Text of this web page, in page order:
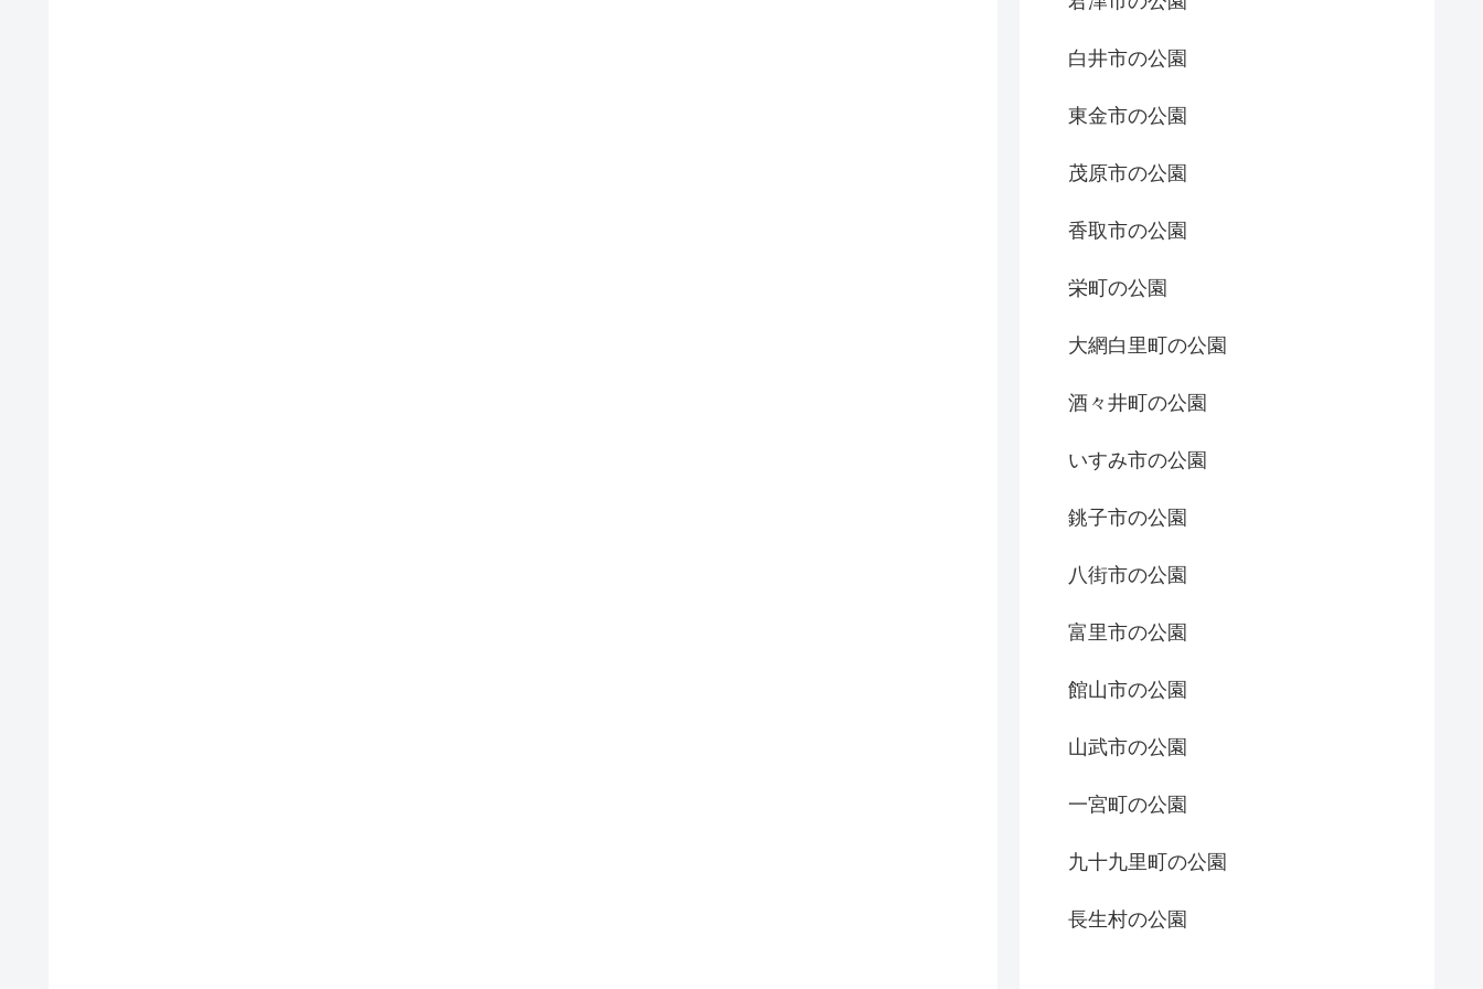
白井市の公園
東金市の公園
茂原市の公園
香取市の公園
栄町の公園
大網白里町の公園
酒々井町の公園
いすみ市の公園
銚子市の公園
八街市の公園
富里市の公園
館山市の公園
山武市の公園
一宮町の公園
九十九里町の公園
長生村の公園